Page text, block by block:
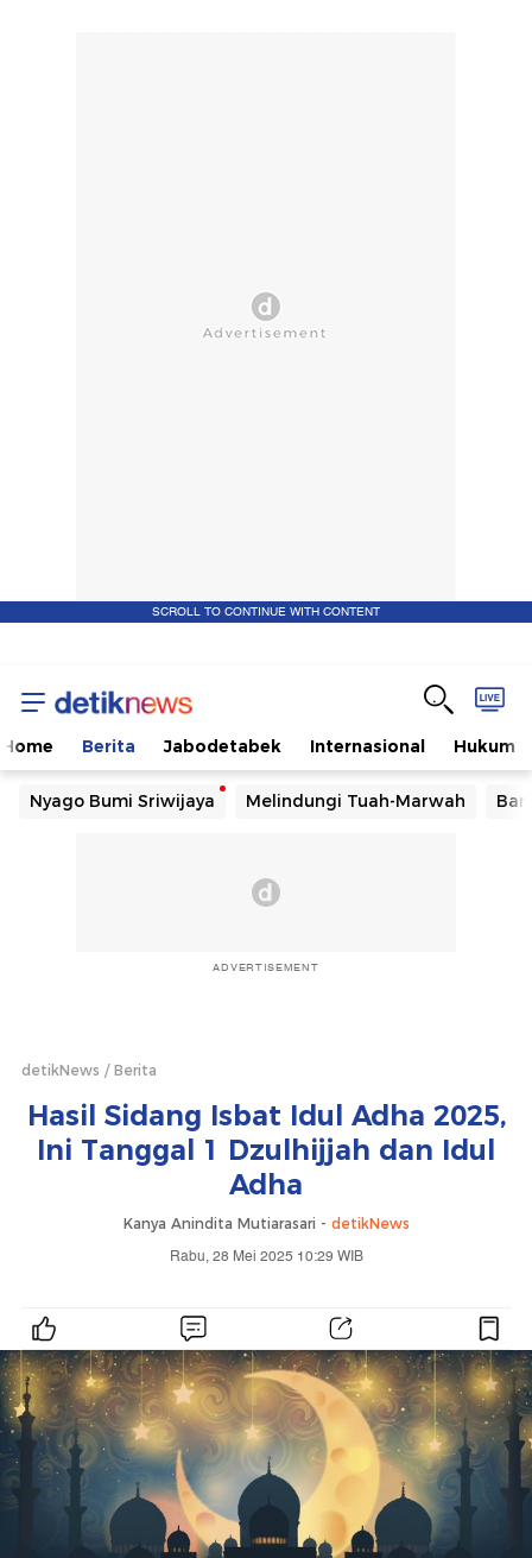
SCROLL TO CONTINUE WITH CONTENT
Home Berita Jabodetabek Internasional Hukum
Nyago Bumi Sriwijaya Melindungi Tuah-Marwah
ADVERTISEMENT
detikNews Berita
Hasil Sidang Isbat Idul Adha 2025,
Ini Tanggal 1 Dzulhijjah dan Idul
Adha
Kanya Anindita Mutiarasari - detikNews
Rabu, 28 Mei 2025 10:29 WIB